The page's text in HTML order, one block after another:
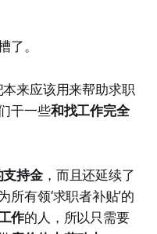
了。
来应该用来帮助求职
干一些和找工作完全
支持金，而且还延续了
有领‘求职者补贴’的
作的人，所以只需要